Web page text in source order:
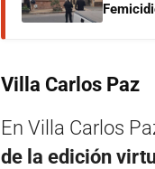
Villa Carlos Paz
En Villa Carlos
de la edición